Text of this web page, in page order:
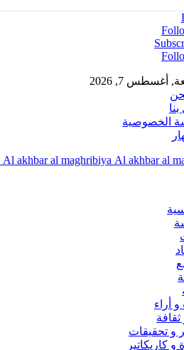
أغسطس 7, 2026
الخصوصية
Al akhbar al maghribiya - صحيغة الكترونية مهتمة بشؤون المملكة المغربية تضم عدة أقسام متنوعة
أراء
و تحقيقات
كاريكاتير